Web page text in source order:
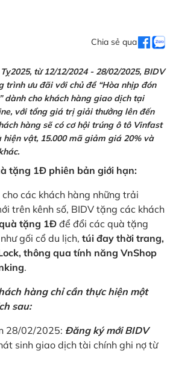
Chia sẻ qua
từ 12/12/2024 - 28/02/2025, BIDV
trình ưu đãi với chủ đề “Hòa nhịp đón
dành cho khách hàng giao dịch tại
với tổng giá trị giải thưởng lên đến
hàng sẽ có cơ hội trúng ô tô Vinfast
hiện vật, 15.000 mã giảm giá 20% và
tặng 1Đ phiên bản giới hạn:
các khách hàng những trải
trên kênh số, BIDV tặng các khách
tặng 1Đ để đổi các quà tặng
gối cổ du lịch, túi đay thời trang,
thông qua tính năng VnShop
.
hàng chỉ cần thực hiện một
sau:
28/02/2025: Đăng ký mới BIDV
sinh giao dịch tài chính ghi nợ từ